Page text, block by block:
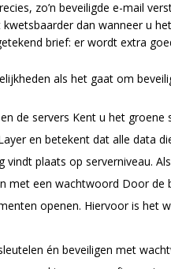
zo’n beveiligde e-mail
dan wanneer u
brief: er wordt extra
als het gaat om
de servers Kent u het
en betekent dat alle data
vindt plaats op serverniveau.
met een wachtwoord Door
openen. Hiervoor is het
én beveiligen met